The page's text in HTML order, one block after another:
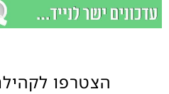
הצטרפו